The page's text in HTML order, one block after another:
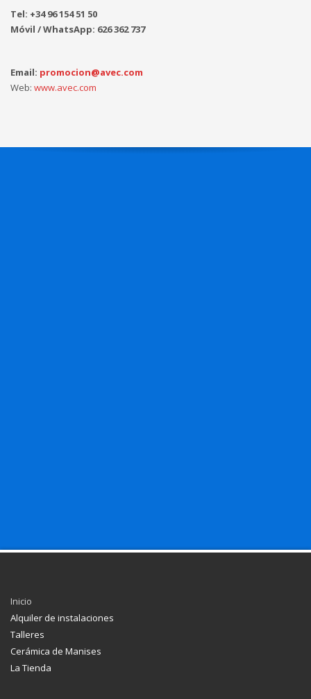
Tel: +34 96 154 51 50
Móvil / WhatsApp: 626 362 737
Email: promocion@avec.com
Web: www.avec.com
Inicio
Alquiler de instalaciones
Talleres
Cerámica de Manises
La Tienda